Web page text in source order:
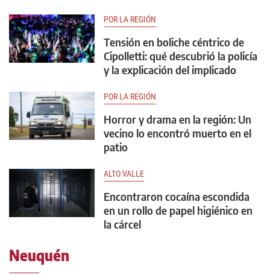
POR LA REGIÓN
Tensión en boliche céntrico de
Cipolletti: qué descubrió la policía
y la explicación del implicado
POR LA REGIÓN
Horror y drama en la región: Un
vecino lo encontró muerto en el
patio
ALTO VALLE
Encontraron cocaína escondida
en un rollo de papel higiénico en
la cárcel
Neuquén